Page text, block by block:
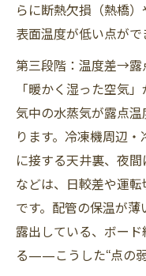
らに断熱欠損（熱橋
表面温度が低い点がで
第三段階：温度差→
「暖かく湿った空気
気中の水蒸気が露点
ります。冷凍機周辺
に接する天井裏、夜
などは、日較差や運
です。配管の保温が
露出している、ボー
る——こうした“点の弱